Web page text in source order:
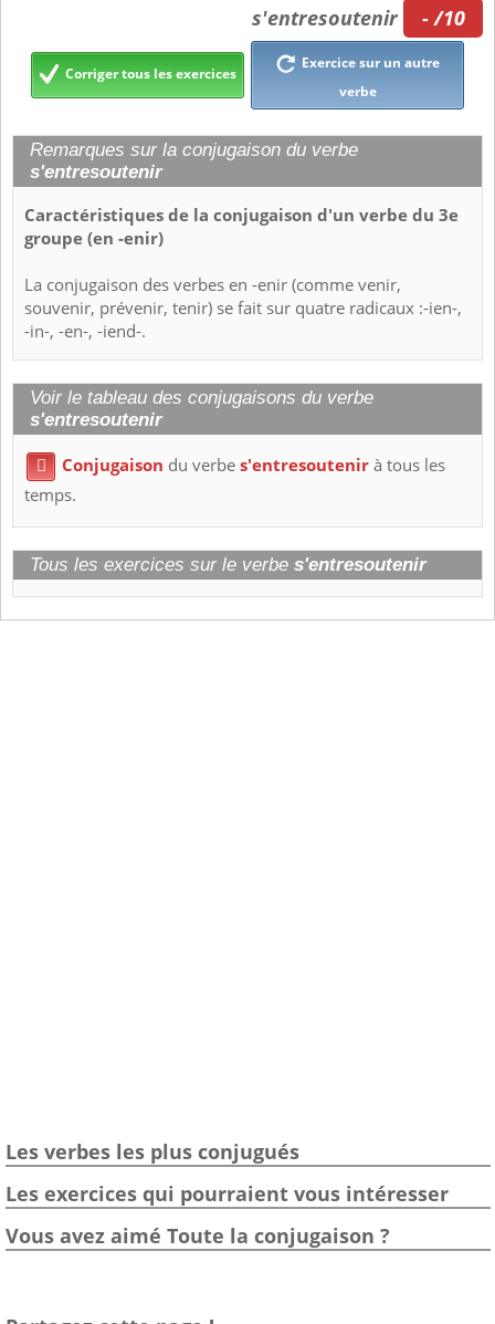
s'entresoutenir
- /10
Corriger tous les exercices
Exercice sur un autre
verbe
Remarques sur la conjugaison du verbe
s'entresoutenir
Caractéristiques de la conjugaison d'un verbe du 3e
groupe (en -enir)
La conjugaison des verbes en -enir (comme venir,
souvenir, prévenir, tenir) se fait sur quatre radicaux :-ien-,
-in-, -en-, -iend-.
Voir le tableau des conjugaisons du verbe
s'entresoutenir
 Conjugaison du verbes'entresoutenirà tous les
temps.
Tous les exercices sur le verbe s'entresoutenir
Les verbes les plus conjugués
Les exercices qui pourraient vous intéresser
Vous avez aimé Toute la conjugaison ?